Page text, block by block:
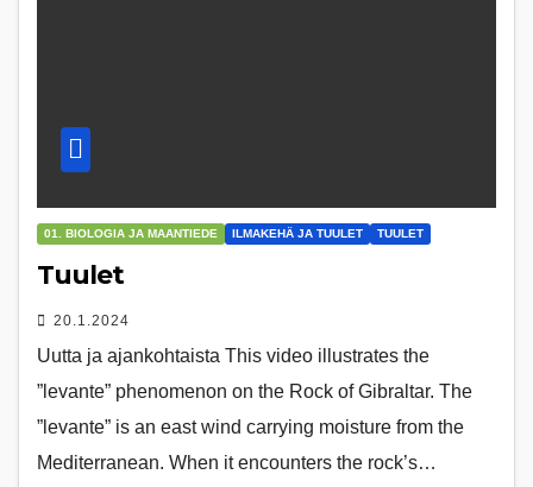
01. BIOLOGIA JA MAANTIEDE ILMAKEHÄ JA TUULET TUULET
Tuulet
20.1.2024
Uutta ja ajankohtaista This video illustrates the
”levante” phenomenon on the Rock of Gibraltar. The
”levante” is an east wind carrying moisture from the
Mediterranean. When it encounters the rock’s…